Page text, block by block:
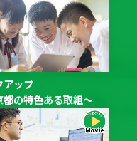
ージ登録を開始しま
候補者選考（９年度採
た。
年生を主な対象とした
アップ
都の特色ある取組～